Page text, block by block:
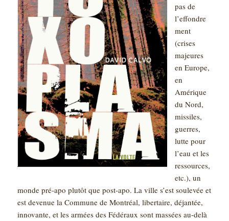
pas de
l’effondre
ment
(crises
majeures
en Europe,
en
Amérique
du Nord,
missiles,
guerres,
lutte pour
l’eau et les
ressources,
etc.), un
monde pré-apo plutôt que post-apo. La ville s’est soulevée et
est devenue la Commune de Montréal, libertaire, déjantée,
innovante, et les armées des Fédéraux sont massées au-delà